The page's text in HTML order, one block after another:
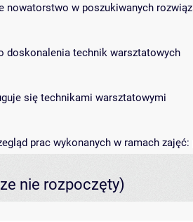
nowatorstwo w poszukiwanych
doskonalenia technik warsztatowych
się technikami warsztatowymi
prac wykonanych w ramach
nie rozpoczęty)